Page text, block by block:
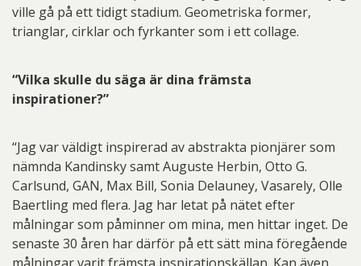
ville gå på ett tidigt stadium. Geometriska former,
trianglar, cirklar och fyrkanter som i ett collage.
“Vilka skulle du säga är dina främsta
inspirationer?”
“Jag var väldigt inspirerad av abstrakta pionjärer som
nämnda Kandinsky samt Auguste Herbin, Otto G.
Carlsund, GAN, Max Bill, Sonia Delauney, Vasarely, Olle
Baertling med flera. Jag har letat på nätet efter
målningar som påminner om mina, men hittar inget. De
senaste 30 åren har därför på ett sätt mina föregående